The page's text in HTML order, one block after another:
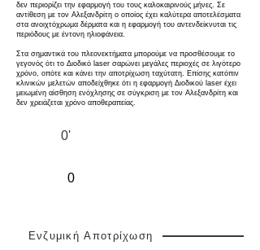
δεν περιορίζει την εφαρμογή του τους καλοκαιρινούς μήνες. Σε
αντίθεση με τον Αλεξανδρίτη ο οποίος έχει καλύτερα αποτελέσματα
στα ανοιχτόχρωμα δέρματα και η εφαρμογή του αντενδείκνυται τις
περιόδους με έντονη ηλιοφάνεια.
Στα σημαντικά του πλεονεκτήματα μπορούμε να προσθέσουμε το
γεγονός ότι το Διοδικό laser σαρώνει μεγάλες περιοχές σε λιγότερο
χρόνο, οπότε και κάνει την αποτρίχωση ταχύτατη. Επίσης κατόπιν
κλινικών μελετών αποδείχθηκε ότι η εφαρμογή Διοδικού laser έχει
μειωμένη αίσθηση ενόχλησης σε σύγκριση με τον Αλεξανδρίτη και
δεν χρειάζεται χρόνο αποθεραπείας.
0'
0
Ενζυμική Αποτρίχωση